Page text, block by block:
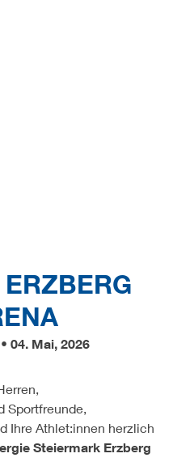
04. Mai, 2026
Sportfreunde,
Ihre Athlet:innen herzlich
Steiermark Erzberg